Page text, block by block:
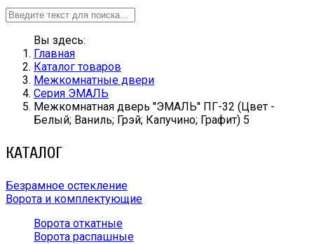
Вы здесь:
Главная
Каталог товаров
Межкомнатные двери
Серия ЭМАЛЬ
Межкомнатная дверь ''ЭМАЛЬ'' ПГ-32 (Цвет -
Белый; Ваниль; Грэй; Капучино; Графит) 5
КАТАЛОГ
Безрамное остекление
Ворота и комплектующие
Ворота откатные
Ворота распашные